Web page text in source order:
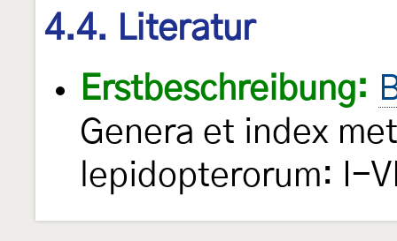
4.4. Literatur
Erstbeschreibung:
Genera et index
lepidopterorum: I-